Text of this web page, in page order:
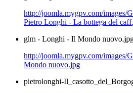
http://joomla.mygpv.com/images/
Pietro Longhi - La bottega del
glm - Longhi - Il Mondo
http://joomla.mygpv.com/images/
Mondo nuovo.jpg
pietrolonghi-